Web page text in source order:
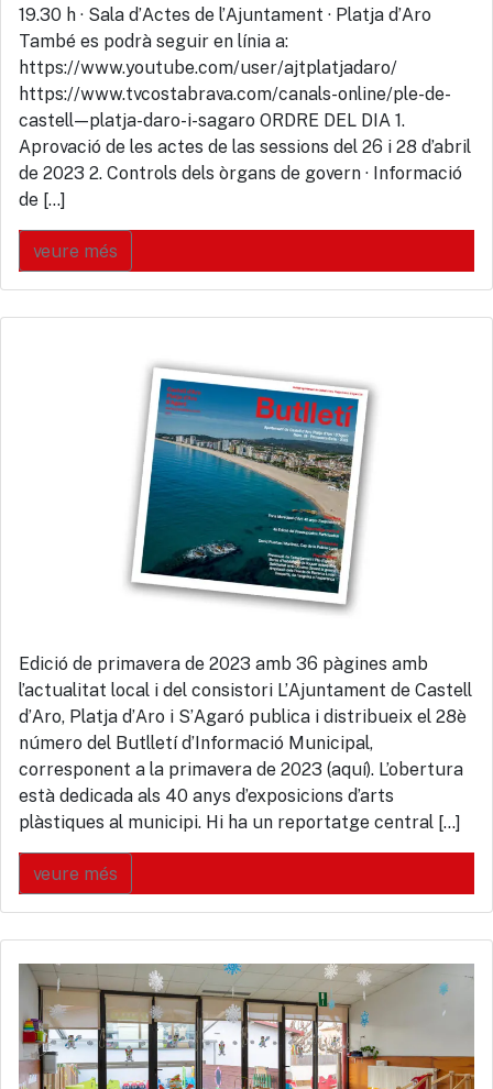
19.30 h · Sala d’Actes de l’Ajuntament · Platja d’Aro
També es podrà seguir en línia a:
https://www.youtube.com/user/ajtplatjadaro/
https://www.tvcostabrava.com/canals-online/ple-de-
castell—platja-daro-i-sagaro ORDRE DEL DIA 1.
Aprovació de les actes de las sessions del 26 i 28 d’abril
de 2023 2. Controls dels òrgans de govern · Informació
de […]
veure més
Edició de primavera de 2023 amb 36 pàgines amb
l’actualitat local i del consistori L’Ajuntament de Castell
d’Aro, Platja d’Aro i S’Agaró publica i distribueix el 28è
número del Butlletí d’Informació Municipal,
corresponent a la primavera de 2023 (aquí). L’obertura
està dedicada als 40 anys d’exposicions d’arts
plàstiques al municipi. Hi ha un reportatge central […]
veure més